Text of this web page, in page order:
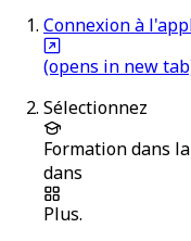
Connexion à
(opens in new
Sélectionnez
Formationdans
dans
Plus.